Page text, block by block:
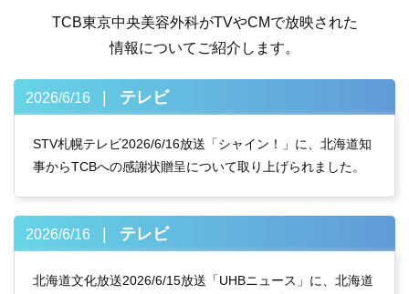
TCB東京中央美容外科がTVやCMで放映された
情報についてご紹介します。
2026/6/16 テレビ
STV札幌テレビ2026/6/16放送「シャイン！」に、北海道知
事からTCBへの感謝状贈呈について取り上げられました。
2026/6/16 テレビ
北海道文化放送2026/6/15放送「UHBニュース」に、北海道